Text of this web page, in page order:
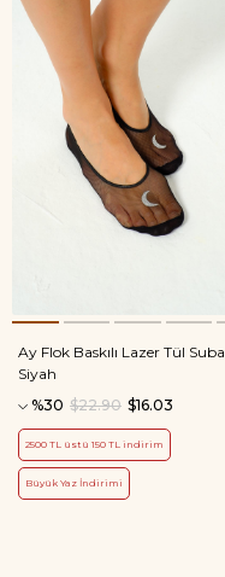
Ay Flok Baskılı Lazer Tül Suba
Siyah
%30
$16.03
$22.90
2500 TL üstü 150 TL indirim
Büyük Yaz İndirimi